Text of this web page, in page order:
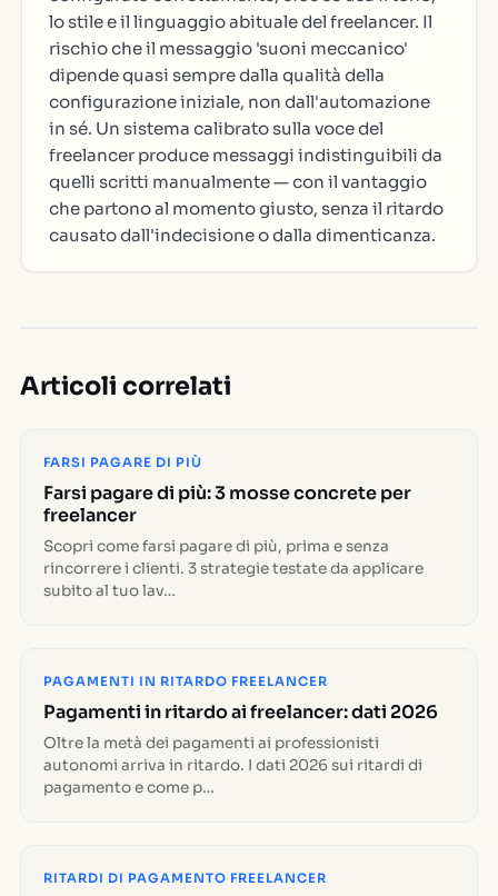
lo stile e il linguaggio abituale del freelancer. Il
rischio che il messaggio 'suoni meccanico'
dipende quasi sempre dalla qualità della
configurazione iniziale, non dall'automazione
in sé. Un sistema calibrato sulla voce del
freelancer produce messaggi indistinguibili da
quelli scritti manualmente — con il vantaggio
che partono al momento giusto, senza il ritardo
causato dall'indecisione o dalla dimenticanza.
Articoli correlati
FARSI PAGARE DI PIÙ
Farsi pagare di più: 3 mosse concrete per
freelancer
Scopri come farsi pagare di più, prima e senza
rincorrere i clienti. 3 strategie testate da applicare
subito al tuo lav…
PAGAMENTI IN RITARDO FREELANCER
Pagamenti in ritardo ai freelancer: dati 2026
Oltre la metà dei pagamenti ai professionisti
autonomi arriva in ritardo. I dati 2026 sui ritardi di
pagamento e come p…
RITARDI DI PAGAMENTO FREELANCER